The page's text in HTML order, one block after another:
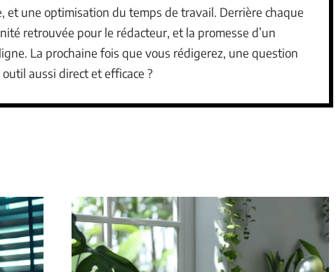
et une optimisation du temps de travail. Derrière chaque
retrouvée pour le rédacteur, et la promesse d’un
La prochaine fois que vous rédigerez, une question
aussi direct et efficace ?